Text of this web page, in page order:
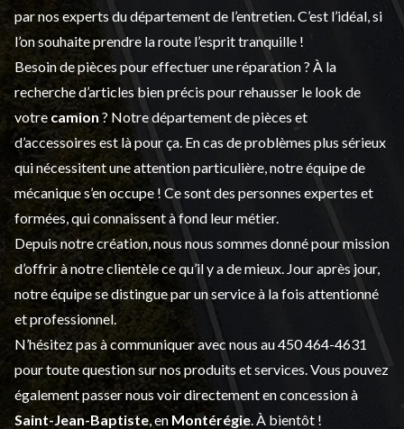
par nos experts du département de l’entretien . C’est l’idéal, si
l’on souhaite prendre la route l’esprit tranquille !
Besoin de pièces pour effectuer une réparation ? À la
recherche d’articles bien précis pour rehausser le look de
votre camion ? Notre département depièces et
d’accessoiresest là pour ça. En cas de problèmes plus sérieux
qui nécessitent une attention particulière, notre équipe de
mécanique s’en occupe ! Ce sont des personnes expertes et
formées, qui connaissent à fond leur métier.
Depuis notre création, nous nous sommes donné pour mission
d’offrir à notre clientèle ce qu’il y a de mieux. Jour après jour,
notre équipe se distingue par un service à la fois attentionné
et professionnel.
N’hésitez pas à communiquer avec nous au450 464-4631
pour toute question sur nos produits et services. Vous pouvez
également passer nous voir directement en concession à
Saint-Jean-Baptiste , en Montérégie . À bientôt !